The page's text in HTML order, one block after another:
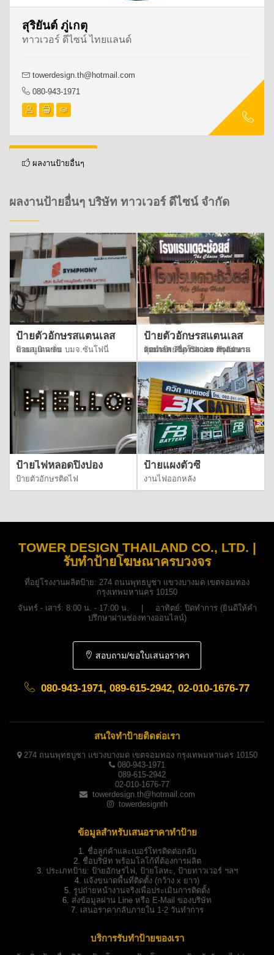
สุริยันต์ ภู่เกตุ
ทาวเวอร์ ดีไซน์ ไทยแลนด์
towerdesign.th@hotmail.com
080-943-1971
ผลงานป้ายอื่นๆ
ผลงานป้ายอื่นๆ บริษัท ทาวเวอร์ ดีไซน์ จำกัด
ป้ายตัวอักษรสแตนเลส
ป้ายสแตนเลย บมจ.ซันโฟนี่ คอมมูนิเคชั่น
ป้ายตัวอักษรสแตนเลส
รับทำป้ายชื่อโรงแรม ตัวอักษรสแตนเลส The Choice Hotel งานคุณภาพ สมุทรสาคร กรุงเทพ
ป้ายไฟหลอดปิงปอง
ป้ายตัวอักษรติดไฟ
ป้ายแผงตัวซี
งานไฟออกหลัง
TOWER DESIGN THAILAND CO., LTD. |
รับทำป้ายโฆษณาครบวงจร
ที่อยู่โรงงานผลิตป้าย: 274 ถนนพุทธบูชา แขวงบางมด เขตจอมทอง
กรุงเทพมหานคร 10150
จันทร์ - เสาร์: 8:00 น. - 17:00 น. | อาทิตย์: ปิดทำการ (ยินดีให้คำ
ปรึกษาผ่านช่องทางออนไลน์)
สอบถาม/ขอใบเสนอราคา
080-943-1971, 089-615-2942, 02-010-1676-77
สนใจทำป้ายติดต่อเรา
274 ถนนพุทธบูชา แขวงบางมด เขตจอมทอง กรุงเทพมหานคร 10150
080-943-1971
089-615-2942
02-010-1676-77
towerdesign.th@hotmail.com
towerdesignth
ข้อมูลสำหรับเสนอราคาทำป้าย
1.
ชื่อลูกค้าและเบอร์โทรติดต่อกลับ
2. ชื่อบริษัท พร้อมโลโก้ที่ต้องการผลิต
3. ประเภทป้าย: ป้ายอักษรไฟ, ป้ายโลหะ, ป้ายทาวเวอร์ ฯลฯ
4. แจ้งขนาดพื้นที่ติดตั้ง (กว้าง x ยาว)
5. รูปถ่ายหน้างานจริงเพื่อประเมินการติดตั้ง
6. ส่งข้อมูลผ่าน Line หรือ E-Mail ของบริษัท
7. เสนอราคากลับภายใน 1-2 วันทำการ
บริการรับทำป้ายของเรา